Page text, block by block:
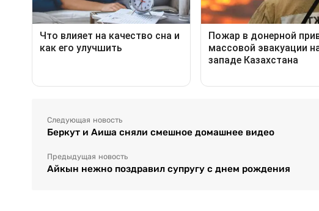
Следующая новость
Беркут и Аиша сняли смешное домашнее видео
Предыдущая новость
Айкын нежно поздравил супругу с днем рождения